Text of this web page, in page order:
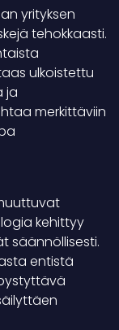
yrityksen
tehokkaasti.
ulkoistettu
ja
merkittäviin
kehittyy
säännöllisesti.
entistä